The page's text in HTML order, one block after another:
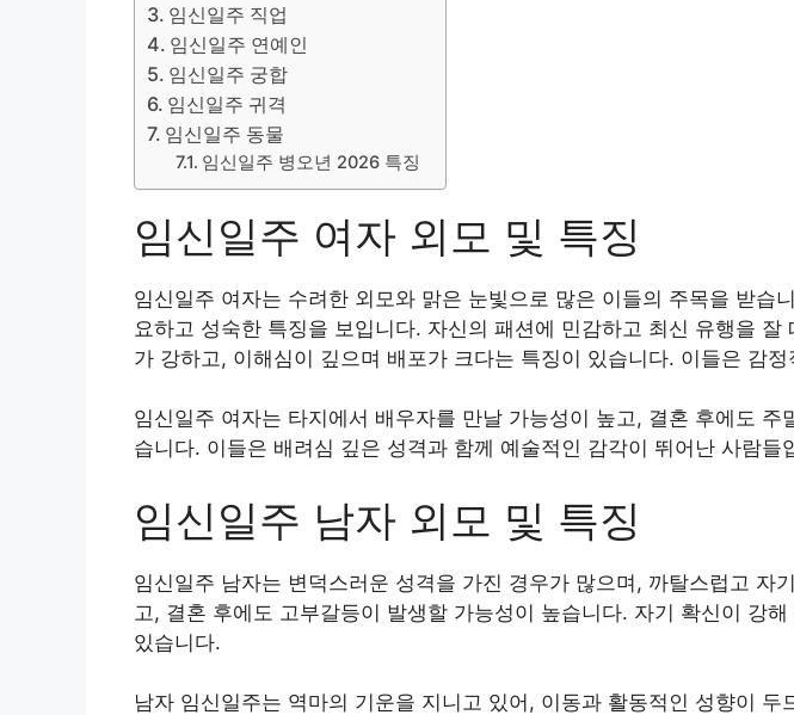
임신일주 직업
임신일주 연예인
임신일주 궁합
임신일주 귀격
임신일주 동물
임신일주 병오년 2026 특징
임신일주 여자 외모 및 특징
임신일주 여자는 수려한 외모와 맑은 눈빛으로 많은 이들의 주목을 받
요하고 성숙한 특징을 보입니다. 자신의 패션에 민감하고 최신 유행을
가 강하고, 이해심이 깊으며 배포가 크다는 특징이 있습니다. 이들은 감
임신일주 여자는 타지에서 배우자를 만날 가능성이 높고, 결혼 후에도
습니다. 이들은 배려심 깊은 성격과 함께 예술적인 감각이 뛰어난 사람
임신일주 남자 외모 및 특징
임신일주 남자는 변덕스러운 성격을 가진 경우가 많으며, 까탈스럽고
고, 결혼 후에도 고부갈등이 발생할 가능성이 높습니다. 자기 확신이 강
있습니다.
남자 임신일주는 역마의 기운을 지니고 있어, 이동과 활동적인 성향이